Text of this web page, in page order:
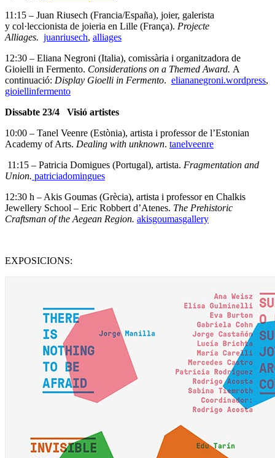
11:15 – Juan Riusech (Francia/España), joier, galerista
y col·leccionista de joieria en Lille (França). Projecte
Alliages. juanriusech, alliages
12:30 – Eliana Negroni (Italia), comissària i organitzadora de
Gioielli in Fermento. Considerations on a Themed Award. A
continuació: Display Gioelli in Fermento. eliananegroni.wordpress,
gioiellinfermento
Dissabte 23/4 Visió artistes
10:00 – Tanel Veenre (Estònia), artista i professor de l’Estonian
Academy of Arts. Dealing with unknown. tanelveenre
11:15 – Patricia Domigues (Portugal), artista. Fragmentation and
Union. patriciadomingues
12:30 h – Akis Goumas (Grècia), artista i professor en Chalkis
Jewellery School – Eric Robbert d’Atenes. The Prehistoric
Craftsman of the Aegean Region. akisgoumasgallery
EXPOSICIONS: